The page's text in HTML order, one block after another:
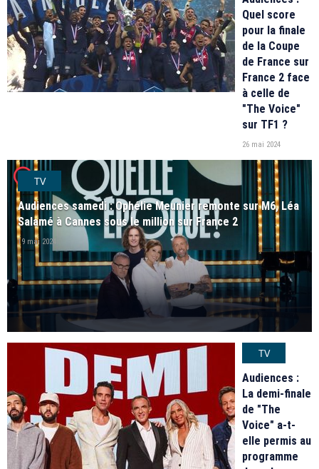
Quel score
pour la finale
de la Coupe
de France sur
France 2 face
à celle de
"The Voice"
sur TF1 ?
26 mai 2024
player2TV
Audiences samedi : Ophélie Meunier remonte sur M6, Léa
Salamé à Cannes sous le million sur France 2
19 mai 2024
TV
Audiences :
La demi-finale
de "The
Voice" a-t-
elle permis au
programme